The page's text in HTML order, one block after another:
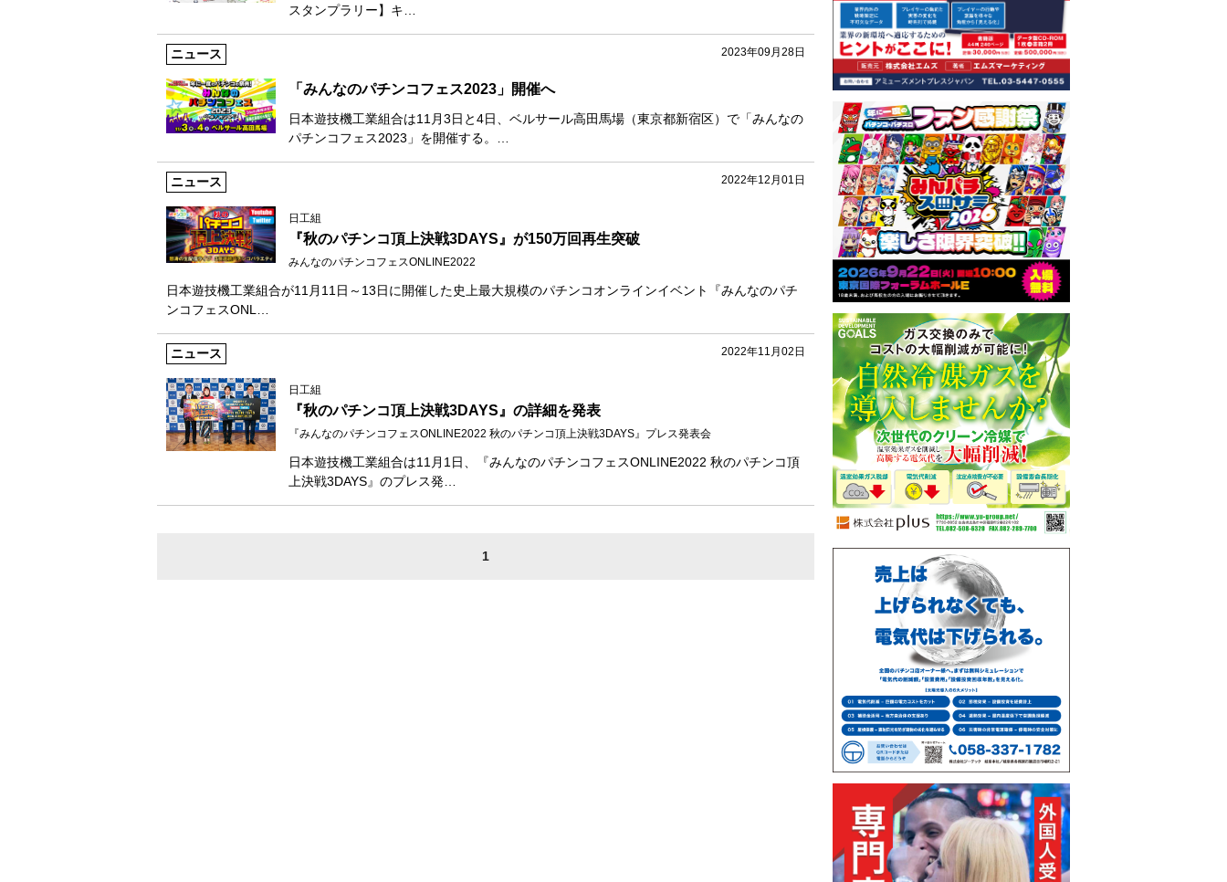
スタンプラリー】キ…
2023年09月28日
ニュース
「みんなのパチンコフェス2023」開催へ
日本遊技機工業組合は11月3日と4日、ベルサール高田馬場（東京都新宿区）で「みんなの
パチンコフェス2023」を開催する。…
2022年12月01日
ニュース
日工組
『秋のパチンコ頂上決戦3DAYS』が150万回再生突破
みんなのパチンコフェスONLINE2022
日本遊技機工業組合が11月11日～13日に開催した史上最大規模のパチンコオンラインイベント『みんなのパチ
ンコフェスONL…
2022年11月02日
ニュース
日工組
『秋のパチンコ頂上決戦3DAYS』の詳細を発表
『みんなのパチンコフェスONLINE2022 秋のパチンコ頂上決戦3DAYS』プレス発表会
日本遊技機工業組合は11月1日、『みんなのパチンコフェスONLINE2022 秋のパチンコ頂
上決戦3DAYS』のプレス発…
1